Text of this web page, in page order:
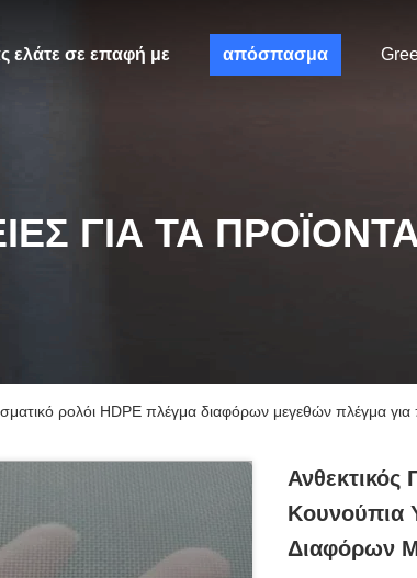
ελάτε σε επαφή με απόσπασμα
ΓΙΑ ΤΑ
ρολόι HDPE πλέγμα διαφόρων μεγεθών πλέγμα
Ανθεκτικός
Κουνούπια
Διαφόρων